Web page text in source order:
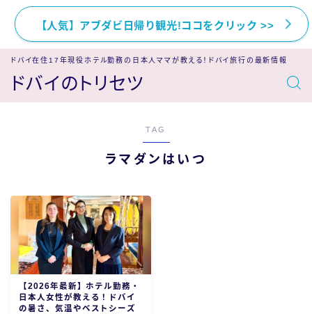
【人気】アブダビ日帰り観光!ココをクリック >>
ドバイのトリセツ
ドバイ在住17年現役ホテル勤務の日本人ママが教える！ドバイ旅行の最新情報
TAG
ラマダンはいつ
【2026年最新】ホテル勤務・
日本人女性が教える！ドバイ
の暑さ、気温やベストシーズ